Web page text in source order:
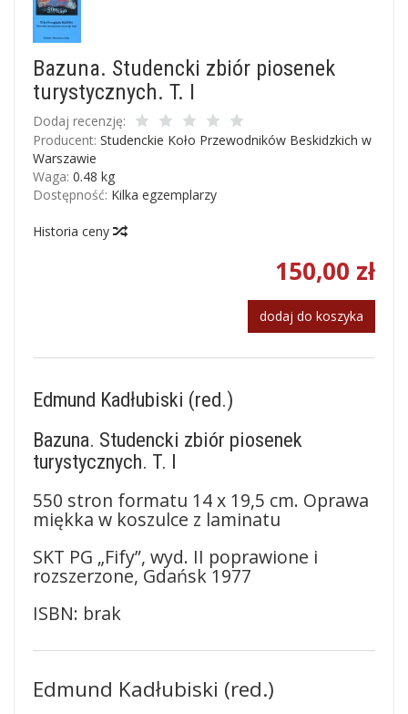
Bazuna. Studencki zbiór piosenek
turystycznych. T. I
Dodaj recenzję:
Producent: Studenckie Koło Przewodników Beskidzkich w
Warszawie
Waga: 0.48 kg
Dostępność: Kilka egzemplarzy
Historia ceny
150,00 zł
dodaj do koszyka
Edmund Kadłubiski (red.)
Bazuna. Studencki zbiór piosenek
turystycznych. T. I
550 stron formatu 14 x 19,5 cm. Oprawa
miękka w koszulce z laminatu
SKT PG „Fify”, wyd. II poprawione i
rozszerzone, Gdańsk 1977
ISBN: brak
Edmund Kadłubiski (red.)